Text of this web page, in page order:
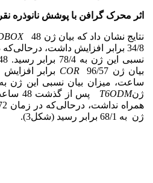
اثر محرک گرافن با پوشش نانوذره
نتایج نشان داد که بیان ژن
بیان ژن
COR
ژنT6ODM
پس از
ژن به 68/1 برابر رسید (شکل3).